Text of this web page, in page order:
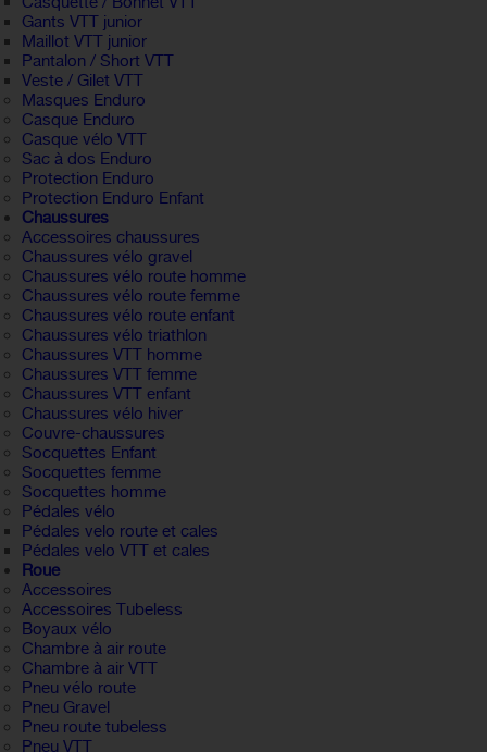
Gants VTT junior
Maillot VTT junior
Pantalon / Short VTT
Veste / Gilet VTT
Masques Enduro
Casque Enduro
Casque vélo VTT
Sac à dos Enduro
Protection Enduro
Protection Enduro Enfant
Chaussures
Accessoires chaussures
Chaussures vélo gravel
Chaussures vélo route homme
Chaussures vélo route femme
Chaussures vélo route enfant
Chaussures vélo triathlon
Chaussures VTT homme
Chaussures VTT femme
Chaussures VTT enfant
Chaussures vélo hiver
Couvre-chaussures
Socquettes Enfant
Socquettes femme
Socquettes homme
Pédales vélo
Pédales velo route et cales
Pédales velo VTT et cales
Roue
Accessoires
Accessoires Tubeless
Boyaux vélo
Chambre à air route
Chambre à air VTT
Pneu vélo route
Pneu Gravel
Pneu route tubeless
Pneu VTT